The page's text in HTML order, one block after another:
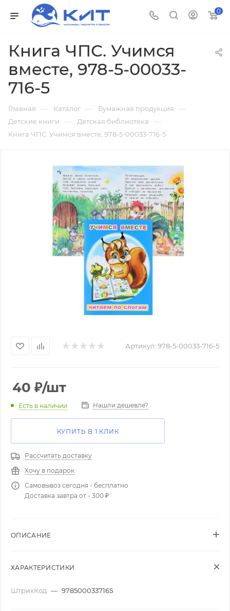
0
Книга ЧПС. Учимся
вместе, 978-5-00033-
716-5
Главная — Каталог — Бумажная продукция —
Детские книги — Детская библиотека —
Книга ЧПС. Учимся вместе, 978-5-00033-716-5
Артикул: 978-5-00033-716-5
40 ₽/шт
Есть в наличии Нашли дешевле?
КУПИТЬ В 1 КЛИК
Рассчитать доставку
Хочу в подарок
Самовывоз сегодня - бесплатно
Доставка завтра от - 300 ₽
ОПИСАНИЕ
ХАРАКТЕРИСТИКИ
ШтрихКод — 9785000337165